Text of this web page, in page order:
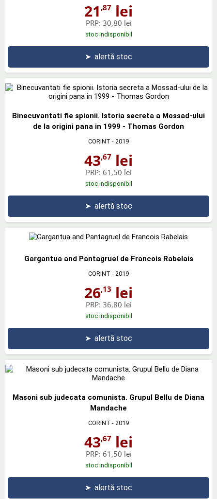
21 ,87 lei
PRP: 30,80 lei
stoc indisponibil
➤ alertă stoc
Binecuvantati fie spionii. Istoria secreta a Mossad-ului
de la origini pana in 1999 - Thomas Gordon
CORINT - 2019
43,67 lei
PRP: 61,50 lei
stoc indisponibil
➤ alertă stoc
Gargantua and Pantagruel de Francois Rabelais
CORINT - 2019
26,13 lei
PRP: 36,80 lei
stoc indisponibil
➤ alertă stoc
Masoni sub judecata comunista. Grupul Bellu de Diana
Mandache
CORINT - 2019
43,67 lei
PRP: 61,50 lei
stoc indisponibil
➤ alertă stoc